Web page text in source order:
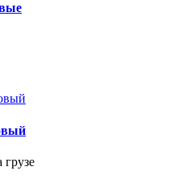
грузе